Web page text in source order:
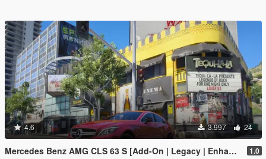
4.6 3.997 24
Mercedes Benz AMG CLS 63 S [Add-On | Legacy | Enhanced] 1.0